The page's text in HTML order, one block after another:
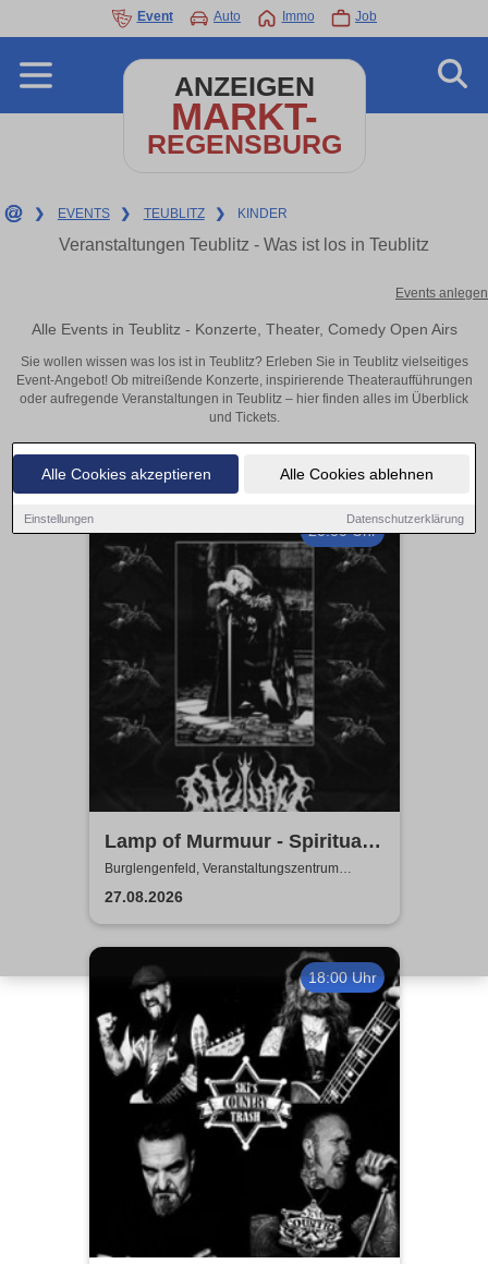
Alle Cookies akzeptieren Alle Cookies ablehnen
Einstellungen Datenschutzerklärung
Event Auto Immo Job
ANZEIGEN
MARKT-
REGENSBURG
❯ EVENTS ❯ TEUBLITZ ❯ KINDER
Veranstaltungen Teublitz - Was ist los in Teublitz
Events anlegen
Alle Events in Teublitz - Konzerte, Theater, Comedy Open Airs
Sie wollen wissen was los ist in Teublitz? Erleben Sie in Teublitz vielseitiges
Event-Angebot! Ob mitreißende Konzerte, inspirierende Theateraufführungen
oder aufregende Veranstaltungen in Teublitz – hier finden alles im Überblick
und Tickets.
20:00 Uhr
Lamp of Murmuur - Spiritual
Secession EU Tour 2026
Burglengenfeld, Veranstaltungszentrum
Pfarrheim
27.08.2026
18:00 Uhr